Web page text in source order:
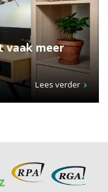
vaak meer
Lees verder